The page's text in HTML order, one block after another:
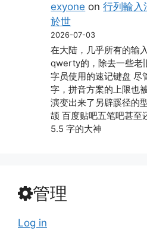
exyone on行列輸入
於世
2026-07-03
在大陆，几乎所有的输
qwerty的，除去一些老
字员使用的速记键盘 尽
字，拼音方案的上限也
演变出来了另辟蹊径的
颉 百度贴吧五笔吧甚至
5.5 字的大神
管理
Log in